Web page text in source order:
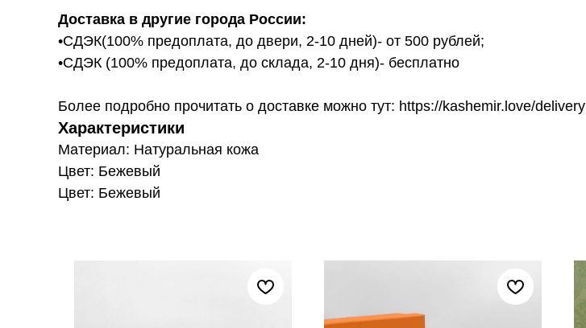
Доставка в другие города России:
•СДЭК(100% предоплата, до двери, 2-10 дней)- от 500 рублей;
•СДЭК (100% предоплата, до склада, 2-10 дня)- бесплатно
Более подробно прочитать о доставке можно тут: https://kashemir.love/delivery
Характеристики
Материал: Натуральная кожа
Цвет: Бежевый
Цвет: Бежевый